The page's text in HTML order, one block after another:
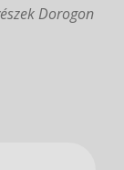
Dorogon